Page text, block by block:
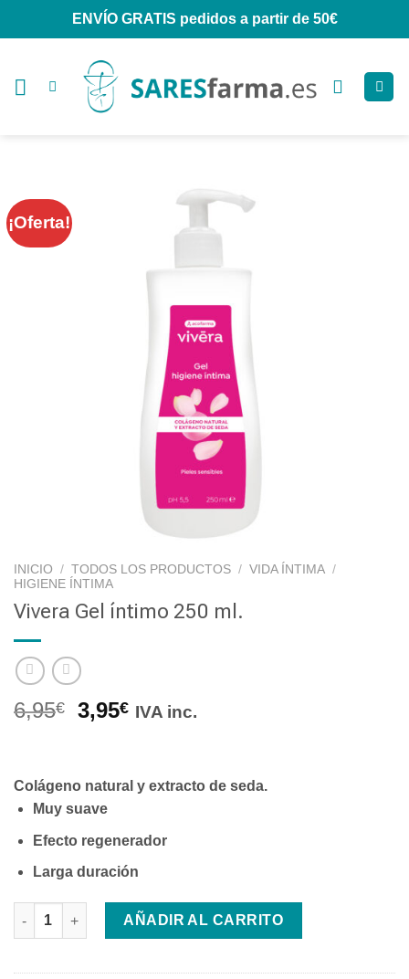
ENVÍO GRATIS pedidos a partir de 50€
¡Oferta!
INICIO / TODOS LOS PRODUCTOS / VIDA ÍNTIMA /
HIGIENE ÍNTIMA
Vivera Gel íntimo 250 ml.
6,95€ 3,95€ IVA inc.
Colágeno natural y extracto de seda.
Muy suave
Efecto regenerador
Larga duración
Vivera Gel íntimo 250 ml. cantidad
AÑADIR AL CARRITO